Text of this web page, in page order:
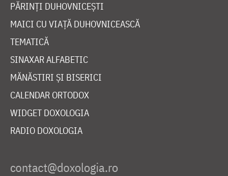
PĂRINȚI DUHOVNICEȘTI
MAICI CU VIAȚĂ DUHOVNICEASCĂ
TEMATICĂ
SINAXAR ALFABETIC
MĂNĂSTIRI ȘI BISERICI
CALENDAR ORTODOX
WIDGET DOXOLOGIA
RADIO DOXOLOGIA